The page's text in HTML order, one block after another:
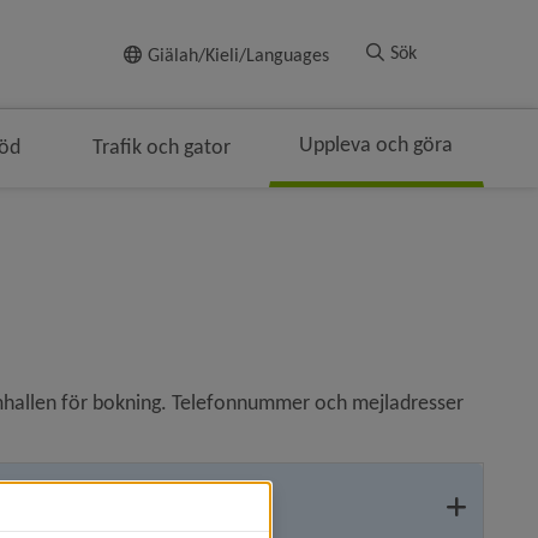
Giälah/Kieli/Languages Sök
Trafik och gator Uppleva och göra
för bokning. Telefonnummer och mejladresser